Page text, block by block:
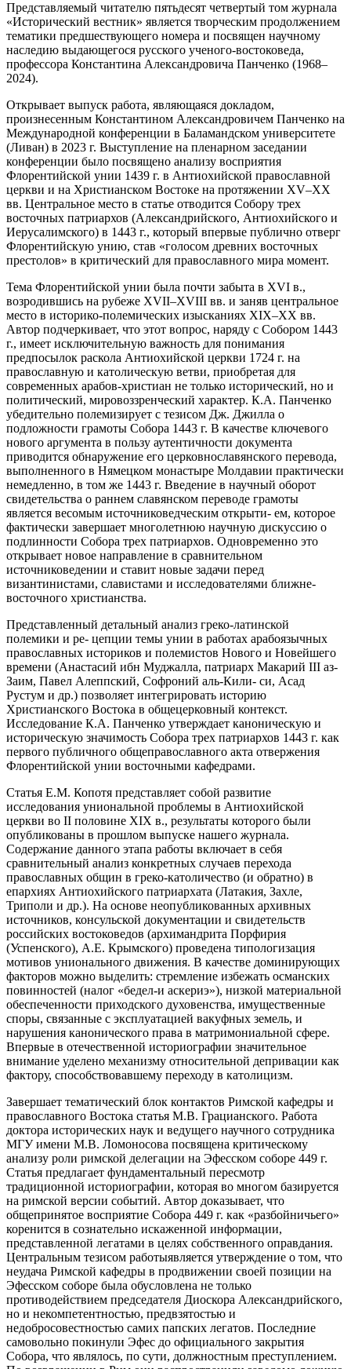
Представляемый читателю пятьдесят четвертый том журнала
«Исторический вестник» является творческим продолжением
тематики предшествующего номера и посвящен научному
наследию выдающегося русского ученого-востоковеда,
профессора Константина Александровича Панченко (1968–
2024).
Открывает выпуск работа, являющаяся докладом,
произнесенным Константином Александровичем Панченко на
Международной конференции в Баламандском университете
(Ливан) в 2023 г. Выступление на пленарном заседании
конференции было посвящено анализу восприятия
Флорентийской унии 1439 г. в Антиохийской православной
церкви и на Христианском Востоке на протяжении XV–XX
вв. Центральное место в статье отводится Собору трех
восточных патриархов (Александрийского, Антиохийского и
Иерусалимского) в 1443 г., который впервые публично отверг
Флорентийскую унию, став «голосом древних восточных
престолов» в критический для православного мира момент.
Тема Флорентийской унии была почти забыта в XVI в.,
возродившись на рубеже XVII–XVIII вв. и заняв центральное
место в историко-полемических изысканиях XIX–XX вв.
Автор подчеркивает, что этот вопрос, наряду с Собором 1443
г., имеет исключительную важность для понимания
предпосылок раскола Антиохийской церкви 1724 г. на
православную и католическую ветви, приобретая для
современных арабов-христиан не только исторический, но и
политический, мировоззренческий характер. К.А. Панченко
убедительно полемизирует с тезисом Дж. Джилла о
подложности грамоты Собора 1443 г. В качестве ключевого
нового аргумента в пользу аутентичности документа
приводится обнаружение его церковнославянского перевода,
выполненного в Нямецком монастыре Молдавии практически
немедленно, в том же 1443 г. Введение в научный оборот
свидетельства о раннем славянском переводе грамоты
является весомым источниковедческим открыти- ем, которое
фактически завершает многолетнюю научную дискуссию о
подлинности Собора трех патриархов. Одновременно это
открывает новое направление в сравнительном
источниковедении и ставит новые задачи перед
византинистами, славистами и исследователями ближне-
восточного христианства.
Представленный детальный анализ греко-латинской
полемики и ре- цепции темы унии в работах арабоязычных
православных историков и полемистов Нового и Новейшего
времени (Анастасий ибн Муджалла, патриарх Макарий III аз-
Заим, Павел Алеппский, Софроний аль-Кили- си, Асад
Рустум и др.) позволяет интегрировать историю
Христианского Востока в общецерковный контекст.
Исследование К.А. Панченко утверждает каноническую и
историческую значимость Собора трех патриархов 1443 г. как
первого публичного общеправославного акта отвержения
Флорентийской унии восточными кафедрами.
Статья Е.М. Копотя представляет собой развитие
исследования униональной проблемы в Антиохийской
церкви во II половине XIX в., результаты которого были
опубликованы в прошлом выпуске нашего журнала.
Содержание данного этапа работы включает в себя
сравнительный анализ конкретных случаев перехода
православных общин в греко-католичество (и обратно) в
епархиях Антиохийского патриархата (Латакия, Захле,
Триполи и др.). На основе неопубликованных архивных
источников, консульской документации и свидетельств
российских востоковедов (архимандрита Порфирия
(Успенского), А.Е. Крымского) проведена типологизация
мотивов унионального движения. В качестве доминирующих
факторов можно выделить: стремление избежать османских
повинностей (налог «бедел-и аскериэ»), низкой материальной
обеспеченности приходского духовенства, имущественные
споры, связанные с эксплуатацией вакуфных земель, и
нарушения канонического права в матримониальной сфере.
Впервые в отечественной историографии значительное
внимание уделено механизму относительной депривации как
фактору, способствовавшему переходу в католицизм.
Завершает тематический блок контактов Римской кафедры и
православного Востока статья М.В. Грацианского. Работа
доктора исторических наук и ведущего научного сотрудника
МГУ имени М.В. Ломоносова посвящена критическому
анализу роли римской делегации на Эфесском соборе 449 г.
Статья предлагает фундаментальный пересмотр
традиционной историографии, которая во многом базируется
на римской версии событий. Автор доказывает, что
общепринятое восприятие Собора 449 г. как «разбойничьего»
коренится в сознательно искаженной информации,
представленной легатами в целях собственного оправдания.
Центральным тезисом работыявляется утверждение о том, что
неудача Римской кафедры в продвижении своей позиции на
Эфесском соборе была обусловлена не только
противодействием председателя Диоскора Александрийского,
но и некомпетентностью, предвзятостью и
недобросовестностью самих папских легатов. Последние
самовольно покинули Эфес до официального закрытия
Собора, что являлось, по сути, должностным преступлением.